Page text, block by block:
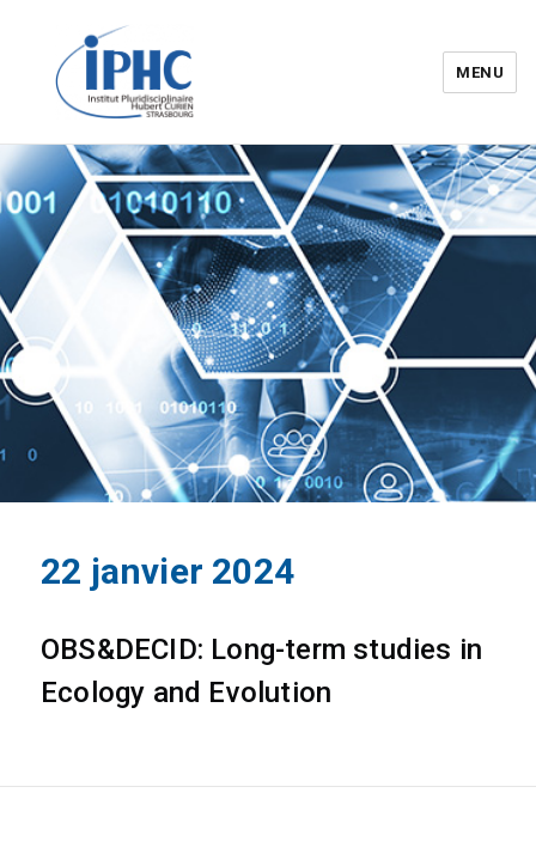
Institut pluridisciplinaire Hubert
Curien – IPHC
MENU
22 janvier 2024
OBS&DECID: Long-term studies in
Ecology and Evolution